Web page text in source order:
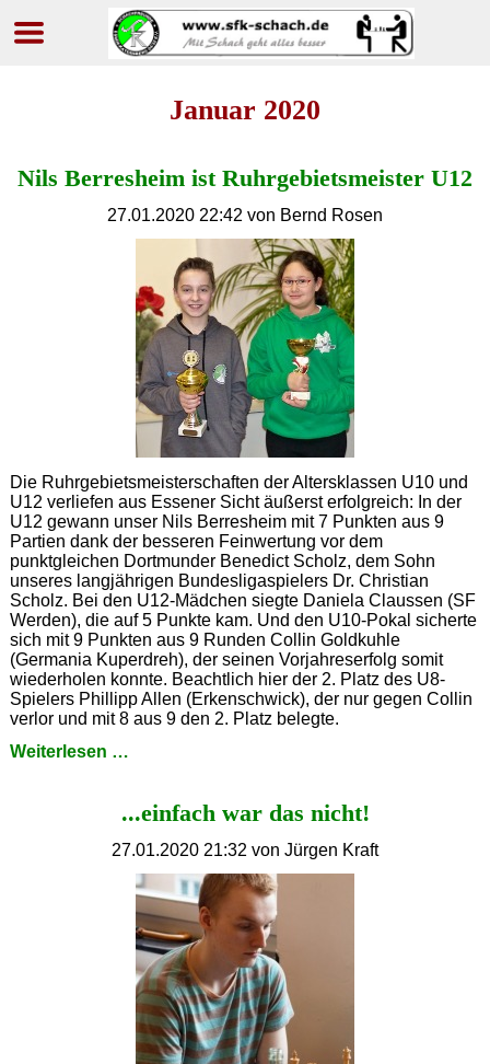
Januar 2020
Nils Berresheim ist Ruhrgebietsmeister U12
27.01.2020 22:42 von Bernd Rosen
Die Ruhrgebietsmeisterschaften der Altersklassen U10 und
U12 verliefen aus Essener Sicht äußerst erfolgreich: In der
U12 gewann unser Nils Berresheim mit 7 Punkten aus 9
Partien dank der besseren Feinwertung vor dem
punktgleichen Dortmunder Benedict Scholz, dem Sohn
unseres langjährigen Bundesligaspielers Dr. Christian
Scholz. Bei den U12-Mädchen siegte Daniela Claussen (SF
Werden), die auf 5 Punkte kam. Und den U10-Pokal sicherte
sich mit 9 Punkten aus 9 Runden Collin Goldkuhle
(Germania Kuperdreh), der seinen Vorjahreserfolg somit
wiederholen konnte. Beachtlich hier der 2. Platz des U8-
Spielers Phillipp Allen (Erkenschwick), der nur gegen Collin
verlor und mit 8 aus 9 den 2. Platz belegte.
Weiterlesen …
Ruhrgebietsmeister
...einfach war das nicht!
27.01.2020 21:32 von Jürgen Kraft